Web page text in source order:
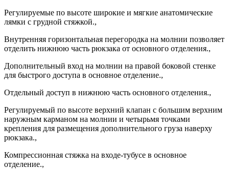
Регулируемые по высоте широкие и мягкие анатомические
лямки с грудной стяжкой.,
Внутренняя горизонтальная перегородка на молнии позволяет
отделить нижнюю часть рюкзака от основного отделения.,
Дополнительный вход на молнии на правой боковой стенке
для быстрого доступа в основное отделение.,
Отдельный доступ в нижнюю часть основного отделения.,
Регулируемый по высоте верхний клапан с большим верхним
наружным карманом на молнии и четырьмя точками
крепления для размещения дополнительного груза наверху
рюкзака.,
Компрессионная стяжка на входе-тубусе в основное
отделение.,